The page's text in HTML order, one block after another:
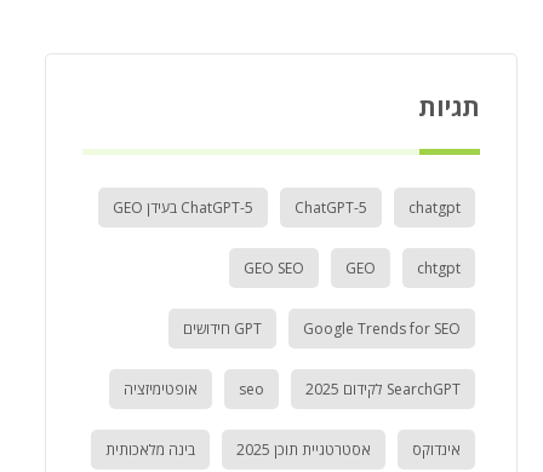
תגיות
chatgpt
ChatGPT-5 ChatGPT-5 בעידן GEO
chtgpt
GEO
GEO SEO
Google Trends for SEO GPT חידושים
SearchGPT לקידום 2025 seo אופטימיזציה
אינדוקס אסטרטגיית תוכן 2025 בינה מלאכותית